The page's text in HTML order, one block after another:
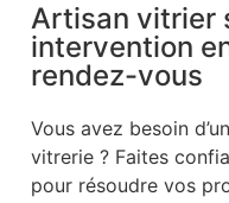
Artisan vitrier
intervention
rendez-vous
Vous avez besoin
vitrerie ? Faites
pour résoudre vos